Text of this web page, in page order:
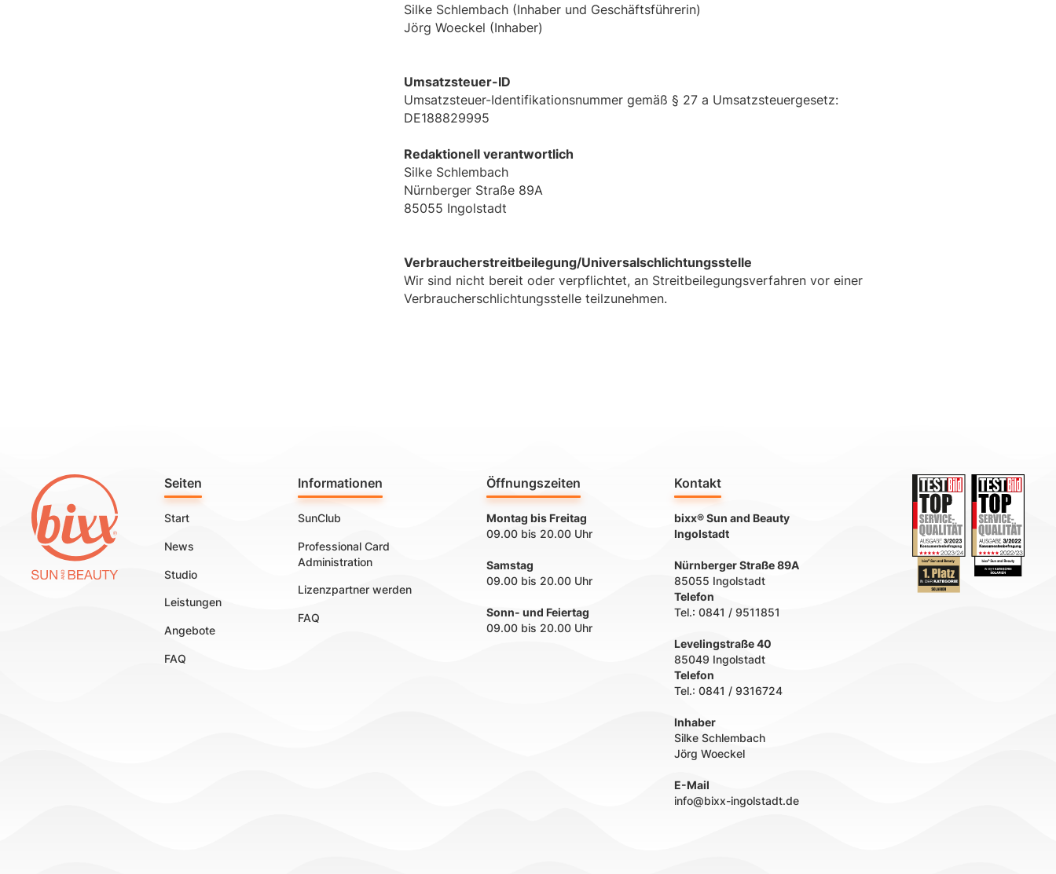
Silke Schlembach (Inhaber und Geschäftsführerin)
Jörg Woeckel (Inhaber)
Umsatzsteuer-ID
Umsatzsteuer-Identifikationsnummer gemäß § 27 a Umsatzsteuergesetz:
DE188829995
Redaktionell verantwortlich
Silke Schlembach
Nürnberger Straße 89A
85055 Ingolstadt
Verbraucher­streit­beilegung/Universal­schlichtungs­stelle
Wir sind nicht bereit oder verpflichtet, an Streitbeilegungsverfahren vor einer
Verbraucherschlichtungsstelle teilzunehmen.
Seiten
Start
News
Studio
Leistungen
Angebote
FAQ
Informationen
SunClub
Professional Card
Administration
Lizenzpartner werden
FAQ
Öffnungszeiten
Montag bis Freitag
09.00 bis 20.00 Uhr
Samstag
09.00 bis 20.00 Uhr
Sonn- und Feiertag
09.00 bis 20.00 Uhr
Kontakt
bixx® Sun and Beauty
Ingolstadt
Nürnberger Straße 89A
85055 Ingolstadt
Telefon
Tel.: 0841 / 9511851
Levelingstraße 40
85049 Ingolstadt
Telefon
Tel.: 0841 / 9316724
Inhaber
Silke Schlembach
Jörg Woeckel
E-Mail
info@bixx-ingolstadt.de